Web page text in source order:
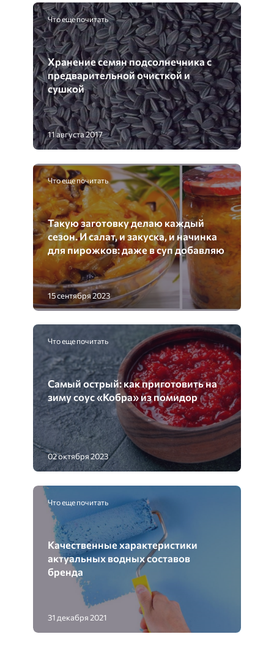
Что еще почитать
Хранение семян подсолнечника с
предварительной очисткой и
сушкой
11 августа 2017
Что еще почитать
Такую заготовку делаю каждый
сезон. И салат, и закуска, и начинка
для пирожков: даже в суп добавляю
15 сентября 2023
Что еще почитать
Самый острый: как приготовить на
зиму соус «Кобра» из помидор
02 октября 2023
Что еще почитать
Качественные характеристики
актуальных водных составов
бренда
31 декабря 2021